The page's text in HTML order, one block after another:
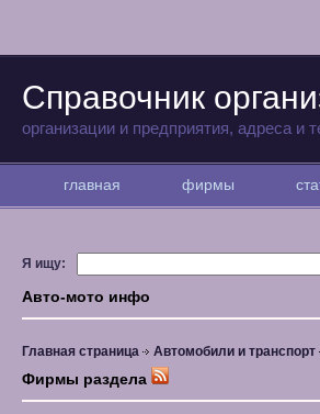
Справочник
организации и предприятия, адреса
главная фирмы
Я ищу:
Авто-мото инфо
Главная страница Автомобили и транспорт
Фирмы раздела